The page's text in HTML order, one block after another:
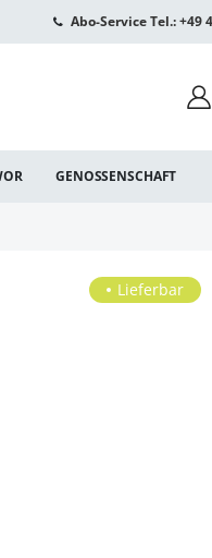
Abo-Service Tel.: +49
GENOSSENSCHAFT
Lieferbar